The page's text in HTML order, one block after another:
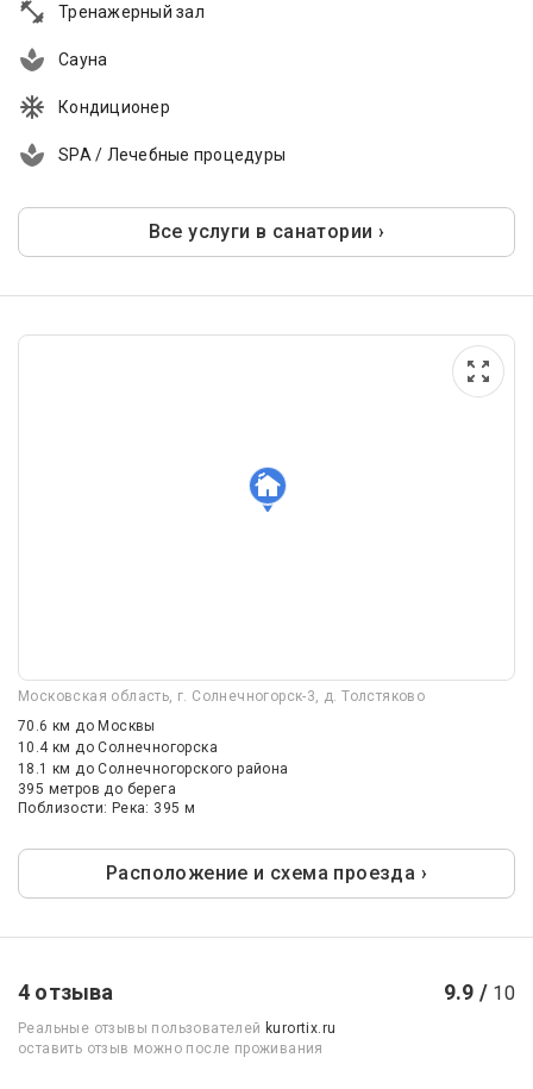
Тренажерный зал
Сауна
Кондиционер
SPA / Лечебные процедуры
Все услуги в санатории ›
Московская область, г. Солнечногорск-3, д. Толстяково
70.6 кмдо Москвы
10.4 кмдо Солнечногорска
18.1 кмдо Солнечногорского района
395 метров до берега
Поблизости: Река: 395 м
Расположение и схема проезда ›
4 отзыва 9.9 / 10
Реальные отзывы пользователей kurortix.ru
оставить отзыв можно после проживания